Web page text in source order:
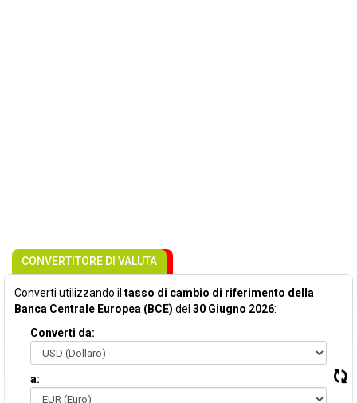
CONVERTITORE DI VALUTA
Converti utilizzando il tasso di cambio di riferimento della
Banca Centrale Europea (BCE) del 30 Giugno 2026:
Converti da:
a: